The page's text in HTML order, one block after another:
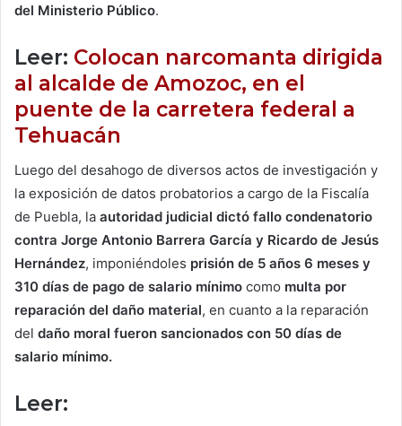
del Ministerio Público.
Leer: Colocan narcomanta dirigida
al alcalde de Amozoc, en el
puente de la carretera federal a
Tehuacán
Luego del desahogo de diversos actos de investigación y
la exposición de datos probatorios a cargo de la Fiscalía
de Puebla, la autoridad judicial dictó fallo condenatorio
contra Jorge Antonio Barrera García y Ricardo de Jesús
Hernández, imponiéndoles prisión de 5 años 6 meses y
310 días de pago de salario mínimo como multa por
reparación del daño material, en cuanto a la reparación
del daño moral fueron sancionados con 50 días de
salario mínimo.
Leer: